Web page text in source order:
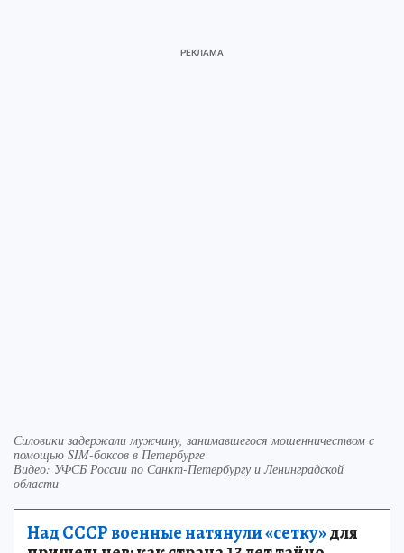
Силовики задержали мужчину, занимавшегося мошенничеством с
помощью SIM-боксов в Петербурге
Видео: УФСБ России по Санкт-Петербургу и Ленинградской
области
Над СССР военные натянули «сетку»для